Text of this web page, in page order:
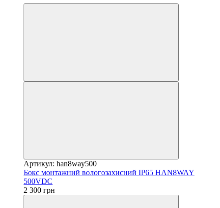
Артикул: han8way500
Бокс монтажний вологозахисний IP65 HAN8WAY
500VDC
2 300 грн